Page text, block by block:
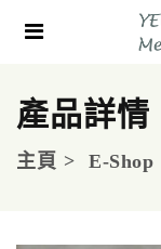
產品詳情
主頁 E-Shop